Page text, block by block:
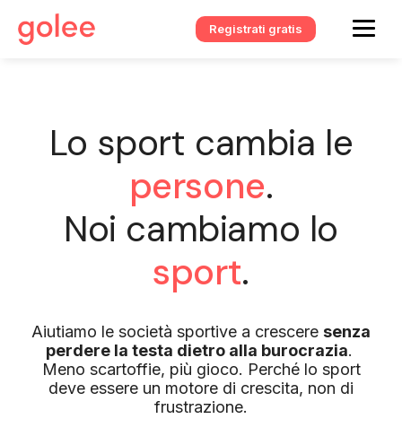
Registrati gratis
Lo sport cambia le
persone.
Noi cambiamo lo
sport.
Aiutiamo le società sportive a crescere senza
perdere la testa dietro alla burocrazia.
Meno scartoffie, più gioco. Perché lo sport
deve essere un motore di crescita, non di
frustrazione.